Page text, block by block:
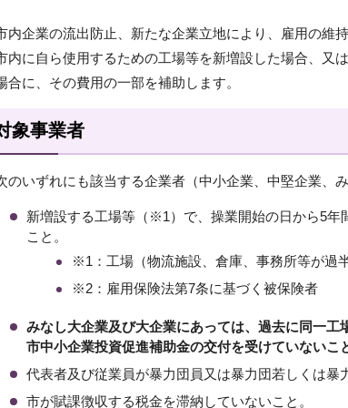
内企業の流出防止、新たな企業立地により、雇用の維
内に自ら使用するための工場等を新増設した場合、又
合に、その費用の一部を補助します。
象事業者
のいずれにも該当する企業者（中小企業、中堅企業、
新増設する工場等（※1）で、操業開始の日から5
こと。
※1：工場（物流施設、倉庫、事務所等が過
※2：雇用保険法第7条に基づく被保険者
みなし大企業及び大企業にあっては、過去に同一
市中小企業投資促進補助金の交付を受けていないこ
代表者及び従業員が暴力団員又は暴力団若しくは暴
市が賦課徴収する税金を滞納していないこと。